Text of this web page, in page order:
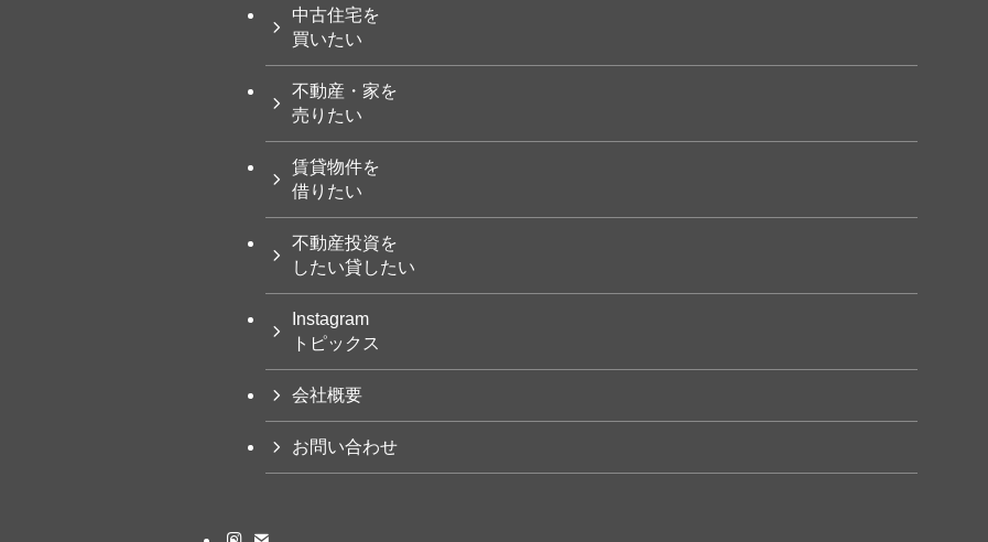
中古住宅を
買いたい
不動産・家を
売りたい
賃貸物件を
借りたい
不動産投資を
したい貸したい
Instagram
トピックス
会社概要
お問い合わせ